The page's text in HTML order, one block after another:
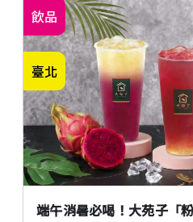
端午消暑必喝！大苑子「
飲品
臺北